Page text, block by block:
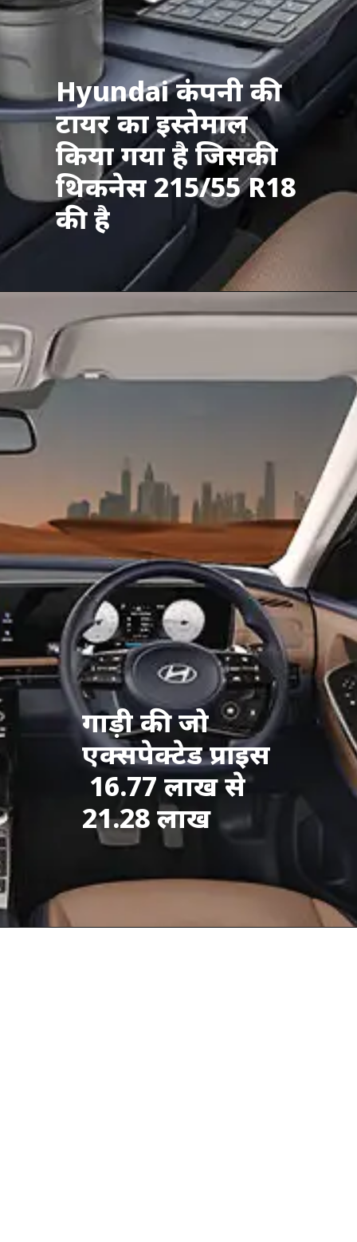
Hyundai कंपनी की
टायर का इस्तेमाल
किया गया है जिसकी
थिकनेस215/55 R18
की है
गाड़ी की जो
एक्सपेक्टेड प्राइस
16.77 लाख से
21.28 लाख